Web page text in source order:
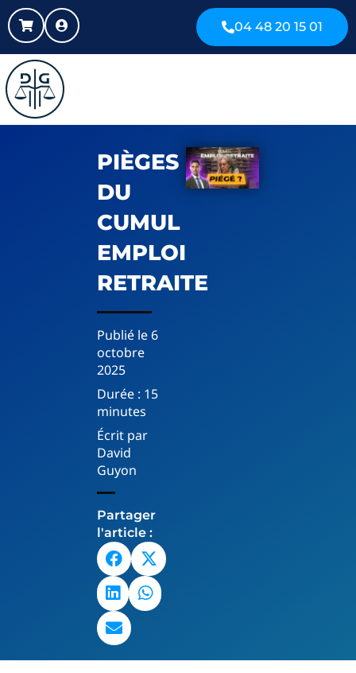
04 48 20 15 01
PIÈGES
DU
CUMUL
EMPLOI
RETRAITE
Publié le6
octobre
2025
Durée : 15
minutes
Écrit par
David
Guyon
Partager
l'article :